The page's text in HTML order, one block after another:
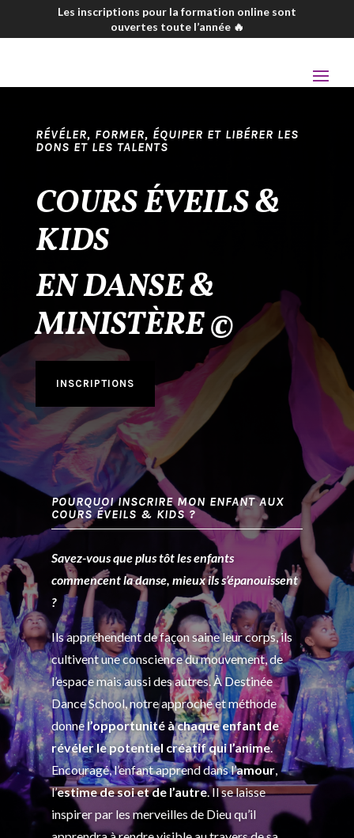
Les inscriptions pour la rentrée 2026-2027 sont
ouvertes 🤩
RÉVÉLER, FORMER, ÉQUIPER ET LIBÉRER LES
DONS ET LES TALENTS
COURS ÉVEILS &
KIDS
EN DANSE &
MINISTÈRE ©
INSCRIPTIONS
POURQUOI INSCRIRE MON ENFANT AUX
COURS ÉVEILS & KIDS ?
Savez-vous que plus tôt les enfants
commencent la danse, mieux ils s’épanouissent
?
Ils appréhendent de façon saine leur corps, ils
cultivent une conscience du mouvement, de
l’espace mais aussi des autres. À Destinée
Dance School, notre approche et méthode
donnel’opportunité à chaque enfant de
révéler le potentiel créatif qui l’anime.
Encouragé, l’enfant apprend dans l’amour,
l’estime de soi et de l’autre. Il se laisse
inspirer par les merveilles de Dieu qu’il